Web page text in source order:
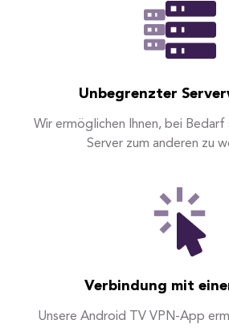
Unbegrenzter
Wir ermöglichen Ihnen, bei
Server zum anderen zu
Verbindung mit
Unsere Android TV VPN-App